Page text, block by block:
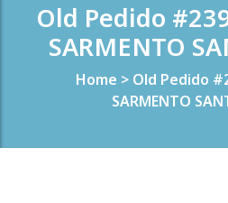
Old Pedido
SARMENTO
Home > Old Pedido
SARMENTO